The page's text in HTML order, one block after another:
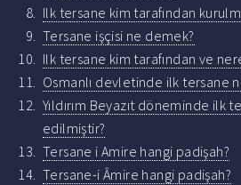
Ilk tersane kim tarafından
Tersane işçisi ne demek?
Ilk tersane kim tarafından ve
Osmanlı devletinde ilk tersane
Yıldırım Beyazıt döneminde ilk
edilmiştir?
Tersane i Amire hangi padişah?
Tersane-i Âmire hangi padişah?